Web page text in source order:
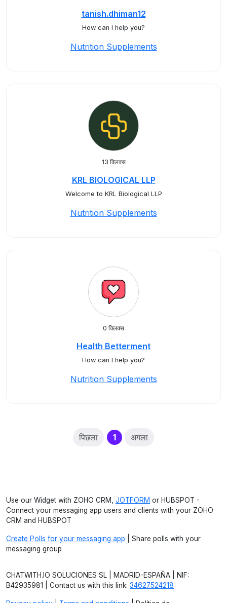
tanish.dhiman12
How can I help you?
Nutrition Supplements
13 क्लिक्स
KRL BIOLOGICAL LLP
Welcome to KRL Biological LLP
Nutrition Supplements
0 क्लिक्स
Health Betterment
How can I help you?
Nutrition Supplements
पिछला 1(current)
अगला
Use our Widget with ZOHO CRM, JOTFORM or HUBSPOT -
Connect your messaging app users and clients with your ZOHO
CRM and HUBSPOT
Create Polls for your messaging app | Share polls with your
messaging group
CHATWITH.IO SOLUCIONES SL | MADRID-ESPAÑA | NIF:
B42935981 | Contact us with this link: 34627524218